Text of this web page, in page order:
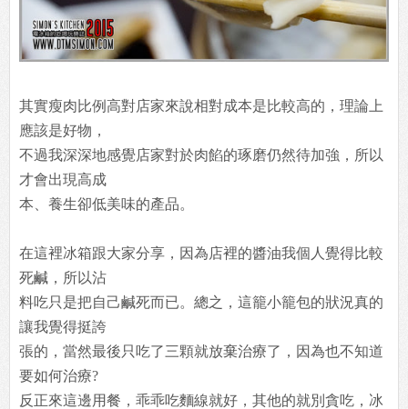
其實瘦肉比例高對店家來說相對成本是比較高的，理論上
應該是好物，
不過我深深地感覺店家對於肉餡的琢磨仍然待加強，所以
才會出現高成
本、養生卻低美味的產品。
在這裡冰箱跟大家分享，因為店裡的醬油我個人覺得比較
死鹹，所以沾
料吃只是把自己鹹死而已。總之，這籠小籠包的狀況真的
讓我覺得挺誇
張的，當然最後只吃了三顆就放棄治療了，因為也不知道
要如何治療?
反正來這邊用餐，乖乖吃麵線就好，其他的就別貪吃，冰